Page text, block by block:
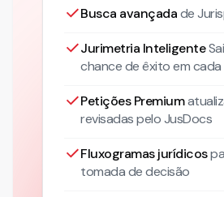
Busca avançadade
Jurimetria Inteligente
chance de êxito em
Petições Premium
revisadas pelo JusDocs
Fluxogramas jurídicos
tomada de decisão